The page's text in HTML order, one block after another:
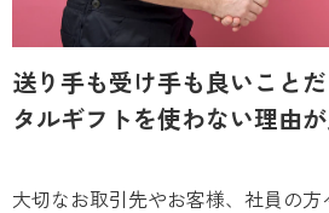
送り手も受け手も良いこと
タルギフトを使わない理由
大切なお取引先やお客様、社員の